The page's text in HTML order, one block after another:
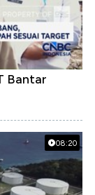
Bantar
08:20